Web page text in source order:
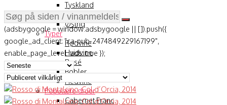
Tyskland
USA
Østrig
Typer
Rødvine
Hvidvine
Rosé
Bobler
Hedvine
Populære druer
Cabernet Franc
(adsbygoogle = window.adsbygoogle || []).push({
google_ad_client: "ca-pub-2474849229167199",
enable_page_level_ads: true });